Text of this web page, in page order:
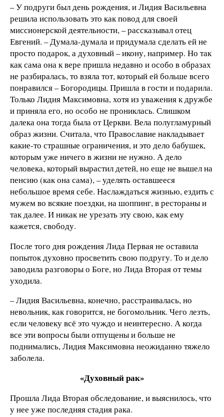
– У подруги был день рождения, и Лидия Васильевна
решила использовать это как повод для своей
миссионерской деятельности, – рассказывал отец
Евгений. – Думала-думала и придумала сделать ей не
просто подарок, а духовный – икону, например. Но так
как сама она к вере пришла недавно и особо в образах
не разбиралась, то взяла тот, который ей больше всего
понравился – Богородицы. Пришла в гости и подарила.
Только Лидия Максимовна, хотя из уважения к дружбе
и приняла его, но особо не прониклась. Слишком
далека она тогда была от Церкви. Вела полугламурный
образ жизни. Считала, что Православие накладывает
какие-то страшные ограничения, и это дело бабушек,
которым уже ничего в жизни не нужно. А дело
человека, который вырастил детей, но еще не вышел на
пенсию (как она сама), – уделять оставшееся
небольшое время себе. Наслаждаться жизнью, ездить с
мужем во всякие поездки, на шоппинг, в рестораны и
так далее. И никак не урезать эту свою, как ему
кажется, свободу.
После того дня рождения Лида Первая не оставила
попыток духовно просветить свою подругу. То и дело
заводила разговоры о Боге, но Лида Вторая от темы
уходила.
– Лидия Васильевна, конечно, расстраивалась, но
невольник, как говорится, не богомольник. Чего лезть,
если человеку всё это чуждо и неинтересно. А когда
все эти вопросы были отпущены и больше не
поднимались, Лидия Максимовна неожиданно тяжело
заболела.
«Духовный рак»
Прошла Лида Вторая обследование, и выяснилось, что
у нее уже последняя стадия рака.